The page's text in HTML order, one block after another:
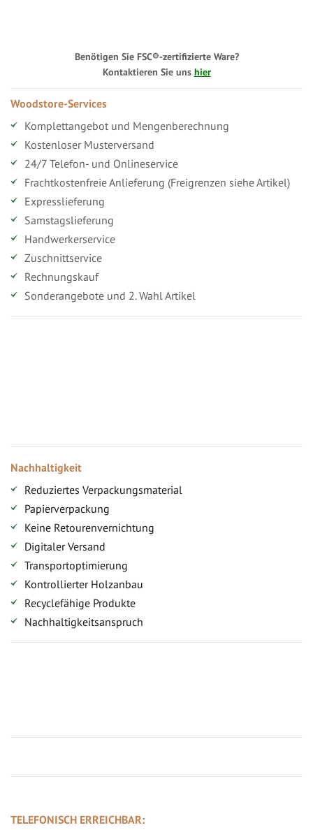
Benötigen Sie FSC®-zertifizierte Ware?
Kontaktieren Sie uns hier
Woodstore-Services
Komplettangebot und Mengenberechnung
Kostenloser Musterversand
24/7 Telefon- und Onlineservice
Frachtkostenfreie Anlieferung (Freigrenzen siehe Artikel)
Expresslieferung
Samstagslieferung
Handwerkerservice
Zuschnittservice
Rechnungskauf
Sonderangebote und 2. Wahl Artikel
Nachhaltigkeit
Reduziertes Verpackungsmaterial
Papierverpackung
Keine Retourenvernichtung
Digitaler Versand
Transportoptimierung
Kontrollierter Holzanbau
Recyclefähige Produkte
Nachhaltigkeitsanspruch
TELEFONISCH ERREICHBAR: